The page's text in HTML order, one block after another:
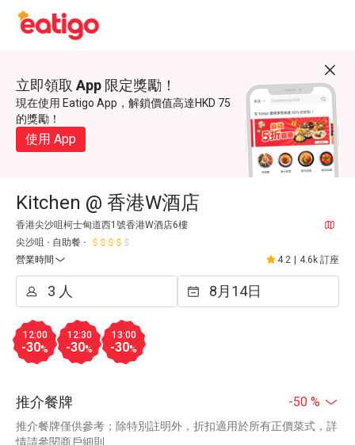
立即領取 App 限定獎勵！
現在使用 Eatigo App，解鎖價值高達HKD 75
的獎勵！
使用 App
Kitchen @ 香港W酒店
香港尖沙咀柯士甸道西1號香港W酒店6樓
尖沙咀
自助餐
營業時間
4.2 4.6k 訂座
12:00
-30%
12:30
-30%
13:00
-30%
推介餐牌 -50 %
推介餐牌僅供參考；除特別註明外，折扣適用於所有正價菜式，詳
情請參閱商戶細則